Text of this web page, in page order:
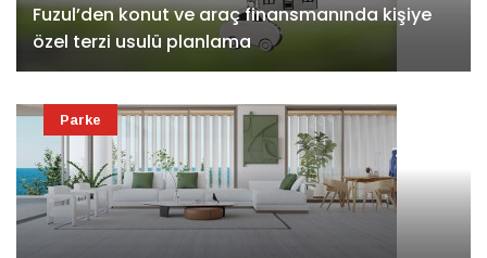
Fuzul’den konut ve araç finansmanında kişiye
özel terzi usulü planlama
Parke